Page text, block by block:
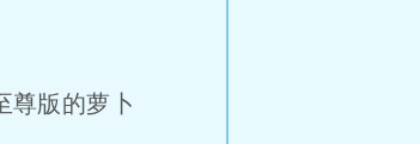
版的萝卜